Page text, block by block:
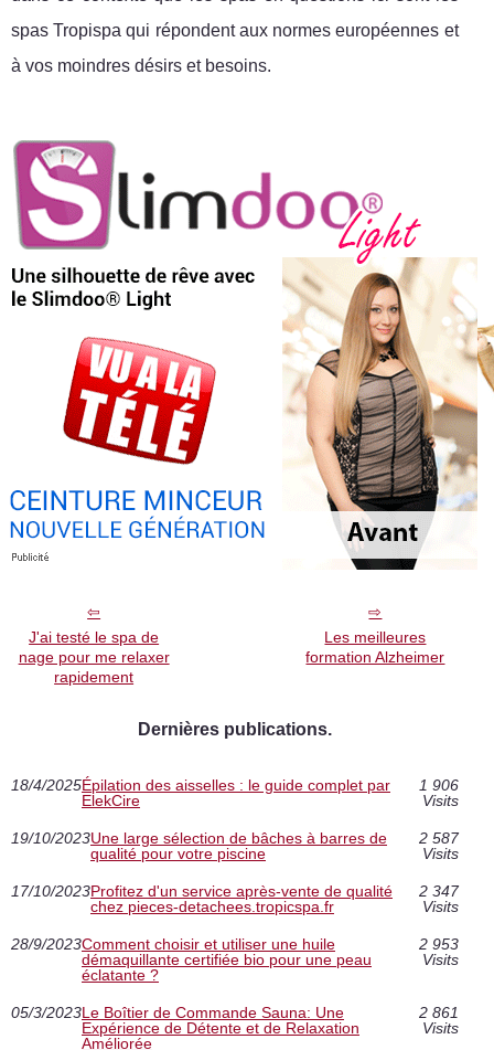
spas Tropispa qui répondent aux normes européennes et
à vos moindres désirs et besoins.
J'ai testé le spa de
nage pour me relaxer
rapidement
Les meilleures
formation Alzheimer
Dernières publications.
18/4/2025Épilation des aisselles : le guide complet par
ElekCire
1 906
Visits
19/10/2023Une large sélection de bâches à barres de
qualité pour votre piscine
2 587
Visits
17/10/2023Profitez d'un service après-vente de qualité
chez pieces-detachees.tropicspa.fr
2 347
Visits
28/9/2023Comment choisir et utiliser une huile
démaquillante certifiée bio pour une peau
éclatante ?
2 953
Visits
05/3/2023Le Boîtier de Commande Sauna: Une
Expérience de Détente et de Relaxation
Améliorée
2 861
Visits